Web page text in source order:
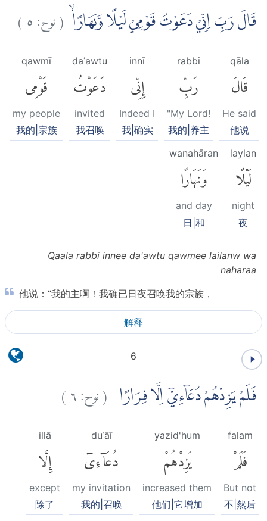
قَالَ رَبِّ اِنِّيْ دَعَوْتُ قَوْمِيْ لَيْلًا وَّنَهَارًاۙ (نوح:٥)
qāla
قَالَ
He said
他说
rabbi
رَبِّ
"My Lord!
我的|养主
innī
إِنِّى
Indeed I
我|确实
daʿawtu
دَعَوْتُ
invited
我召唤
qawmī
قَوْمِى
my people
我的|宗族
laylan
لَيْلًا
night
夜
wanahāran
وَنَهَارًا
and day
日|和
Qaala rabbi innee da'awtu qawmee lailanw wa
naharaa
他说：“我的主啊！我确已日夜召唤我的宗族，
解释
6
فَلَمْ يَزِدْهُمْ دُعَاۤءِيْٓ اِلَّا فِرَارًا (نوح:٦)
falam
فَلَمْ
But not
不|然后
yazid'hum
يَزِدْهُمْ
increased them
他们|它增加
duʿāī
دُعَآءِىٓ
my invitation
我的|召唤
illā
إِلَّا
except
除了